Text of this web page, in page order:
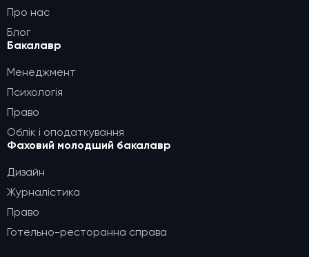
Про нас
Блог
Бакалавр
Менеджмент
Психологія
Право
Облік і оподаткування
Фаховий молодший бакалавр
Дизайн
Журналістика
Право
Готельно-ресторанна справа